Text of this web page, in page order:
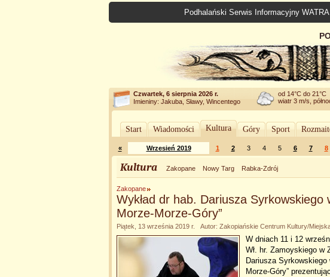
Podhalański Serwis Informacyjny
Czwartek, 6 sierpnia 2026 r.
Imieniny: Jakuba, Sławy, Wincentego
od 14°C do 21°C
wiatr 3 m/s,
Start Wiadomości Kultura Góry Sport
« Wrzesień 2019 1 2 3 4 5 6 7 8
Kultura Zakopane Nowy Targ Rabka-Zdrój
Zakopane
Wykład dr hab. Dariusza Syrkowskiego
Morze-Morze-Góry”
Piątek, 13 września 2019 r. Autor: Zakopiańskie Centrum Kultury/
W dniach 11 i 12
Wł. hr. Zamoyskiego w
Dariusza Syrkowskiego
Morze-Góry”